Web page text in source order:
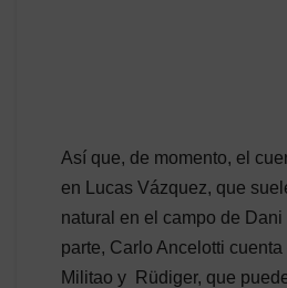
Así que, de momento, el
en Lucas Vázquez, que
natural en el campo de
parte, Carlo Ancelotti
Militao y Rüdiger, que